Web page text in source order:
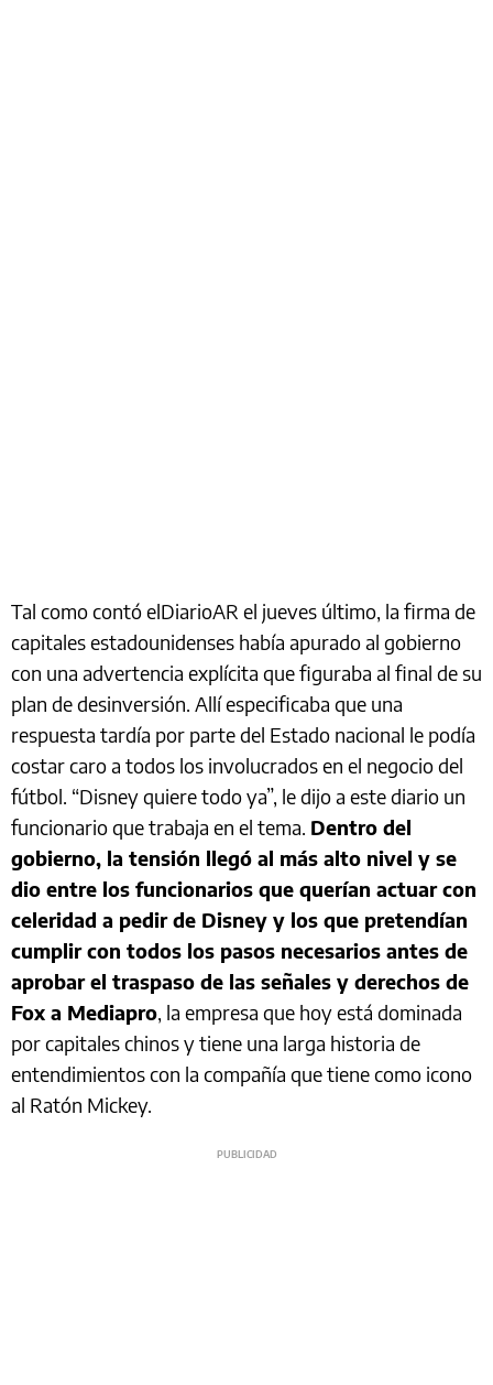
Tal como contó elDiarioAR el jueves último, la firma de
capitales estadounidenses había apurado al gobierno
con una advertencia explícita que figuraba al final de su
plan de desinversión. Allí especificaba que una
respuesta tardía por parte del Estado nacional le podía
costar caro a todos los involucrados en el negocio del
fútbol. “Disney quiere todo ya”, le dijo a este diario un
funcionario que trabaja en el tema. Dentro del
gobierno, la tensión llegó al más alto nivel y se
dio entre los funcionarios que querían actuar con
celeridad a pedir de Disney y los que pretendían
cumplir con todos los pasos necesarios antes de
aprobar el traspaso de las señales y derechos de
Fox a Mediapro, la empresa que hoy está dominada
por capitales chinos y tiene una larga historia de
entendimientos con la compañía que tiene como icono
al Ratón Mickey.